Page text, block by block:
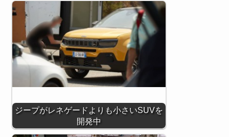
ジープがレネゲードよりも小さいSUVを
開発中